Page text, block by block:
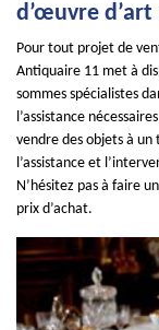
d’œuvre d’art
Pour tout projet de
Antiquaire 11 met à
sommes spécialistes
l’assistance
vendre des objets à
l’assistance et
N’hésitez pas à faire
prix d’achat.